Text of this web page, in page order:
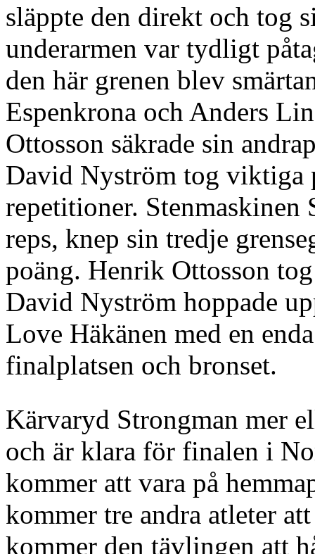
släppte den direkt och tog
underarmen var tydligt
den här grenen blev
Espenkrona och Anders
Ottosson säkrade sin
David Nyström tog viktiga
repetitioner. Stenmaskinen
reps, knep sin tredje
poäng. Henrik Ottosson
David Nyström hoppade
Love Häkänen med en
finalplatsen och bronset.
Kärvaryd Strongman mer
och är klara för finalen i
kommer att vara på
kommer tre andra atleter
kommer den tävlingen att